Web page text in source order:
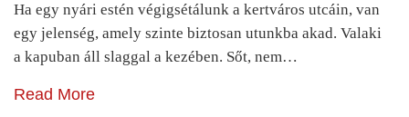
Ha egy nyári estén végigsétálunk a kertváros utcáin, van
egy jelenség, amely szinte biztosan utunkba akad. Valaki
a kapuban áll slaggal a kezében. Sőt, nem…
Read More